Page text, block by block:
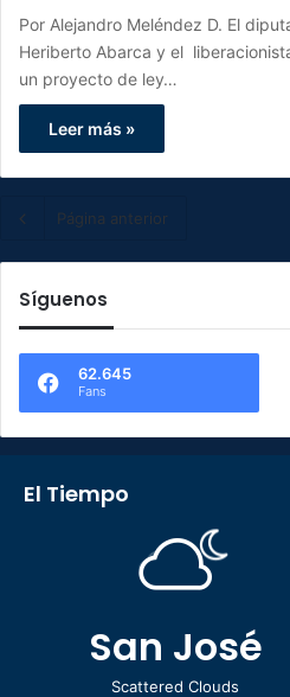
Por Alejandro Meléndez D. El
Heriberto Abarca y el
un proyecto de ley…
Leer más »
Página anterior
Síguenos
62.645
Fans
El Tiempo
San José
Scattered Clouds